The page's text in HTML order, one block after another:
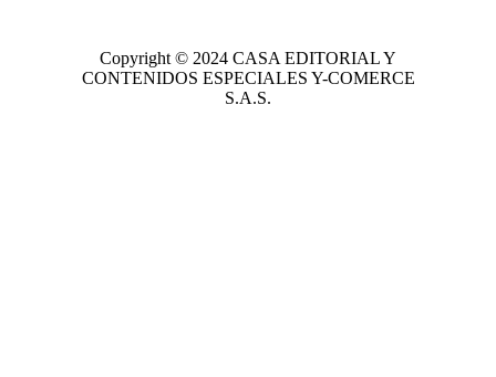
Copyright © 2024 CASA EDITORIALY
CONTENIDOS ESPECIALES Y-COMERCE
S.A.S.